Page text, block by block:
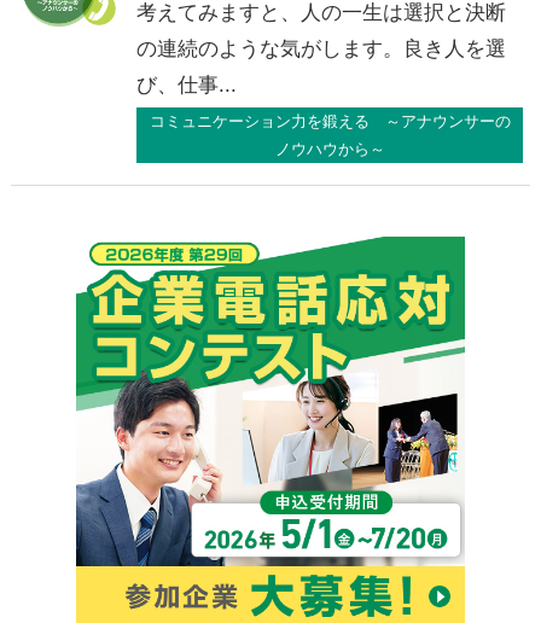
考えてみますと、人の一生は選択と決断
の連続のような気がします。良き人を選
び、仕事...
コミュニケーション力を鍛える ～アナウンサーの
ノウハウから～